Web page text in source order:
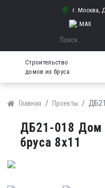
г. Москва,
MAX
Строительство
домов из бруса
Главная Проекты ДБ21-018
ДБ21-018 Дом
бруса 8х11